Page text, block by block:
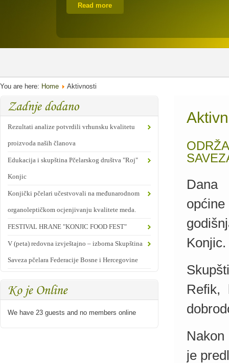
Read more
You are here: Home Aktivnosti
Rezultati analize potvrdili vrhunsku kvalitetu
proizvoda naših članova
Edukacija i skupština Pčelarskog društva "Roj"
Konjic
Konjički pčelari učestvovali na međunarodnom
organoleptičkom ocjenjivanju kvalitete meda.
FESTIVAL HRANE "KONJIC FOOD FEST"
V (peta) redovna izvještajno – izborna Skupština
Saveza pčelara Federacije Bosne i Hercegovine
We have 23 guests and no members online
Dana
Konjic.
Refik,
je